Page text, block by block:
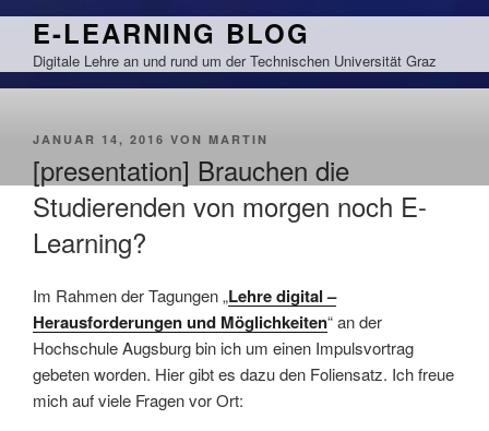
Zum
springen
E-LEARNING BLOG
Digitale Lehre an und rund um der Technischen Universität Graz
VERÖFFENTLICHT
JANUAR 14, 2016 VON MARTIN
[presentation] Brauchen die
Studierenden von morgen noch E-
Learning?
Im Rahmen der Tagungen „Lehre digital –
Herausforderungen und Möglichkeiten“ an der
Hochschule Augsburg bin ich um einen Impulsvortrag
gebeten worden. Hier gibt es dazu den Foliensatz. Ich freue
mich auf viele Fragen vor Ort: